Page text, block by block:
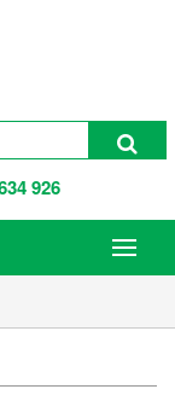
926
Gió Đá Tốt